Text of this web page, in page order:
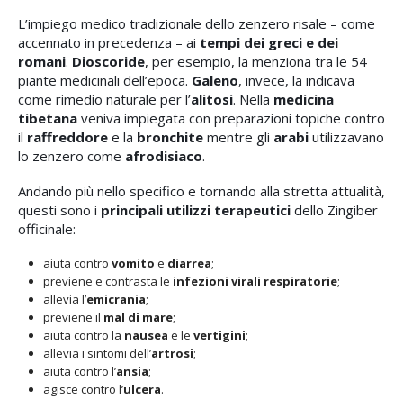
L’impiego medico tradizionale dello zenzero risale – come
accennato in precedenza – ai tempi dei greci e dei
romani. Dioscoride, per esempio, la menziona tra le 54
piante medicinali dell’epoca. Galeno, invece, la indicava
come rimedio naturale per l’alitosi. Nella medicina
tibetana veniva impiegata con preparazioni topiche contro
il raffreddore e la bronchite mentre gli arabi utilizzavano
lo zenzero come afrodisiaco.
Andando più nello specifico e tornando alla stretta attualità,
questi sono i principali utilizzi terapeutici dello Zingiber
officinale:
aiuta contro vomito e diarrea;
previene e contrasta le infezioni virali respiratorie;
allevia l’emicrania;
previene il mal di mare;
aiuta contro la nausea e le vertigini;
allevia i sintomi dell’artrosi;
aiuta contro l’ansia;
agisce contro l’ulcera.